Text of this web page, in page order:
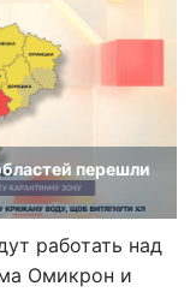
перешли
работать над
Омикрон и